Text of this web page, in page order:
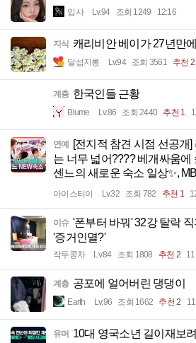
입사 Lv.94 조회 1249 12:16
지식 캐리비안 베이가 27년만
달섭지롱 Lv.94 조회 3561 추천 2
계층 한국인들 근황
Blume Lv.86 조회 2440 추천 1
연예
[전지적 참견 시점 선공개
는 너무 넓어???? 베개싸움에
센느의 새로운 숙소 일상✨,
아이스티이 Lv.32 조회 782 추천 1
이슈 '폰부터 바꿔' 32강 탈락
'증거인멸?'
작두콩차 Lv.84 조회 1808 추천 2
계층 공포에 얼어버린 댕댕이
Earth Lv.96 조회 1662 추천 2
유머 10대 영국소년 길이재보